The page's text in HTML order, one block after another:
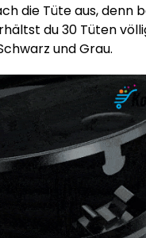
die Tüte aus, denn
du 30 Tüten
und Grau.